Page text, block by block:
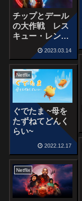
チップとデール
の大作戦 レス
キュー・レンジ
2023.03.14
Netflix
ぐでたま ~母を
たずねてどんく
らい~
2022.12.17
Netflix